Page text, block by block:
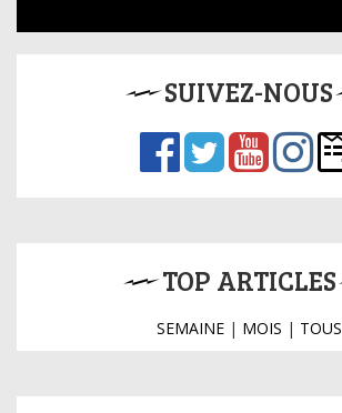
SUIVEZ-NOUS
TOP ARTICLES
SEMAINE| MOIS | TOUS